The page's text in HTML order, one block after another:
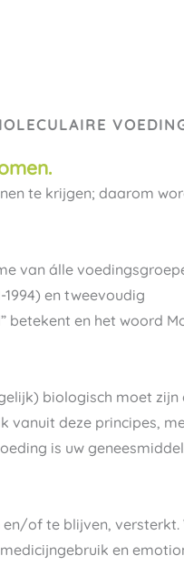
te krijgen; daarom
van álle
1994) en tweevoudig
betekent en het woord
biologisch moet zijn
vanuit deze principes,
is uw
of te blijven, versterkt.
en